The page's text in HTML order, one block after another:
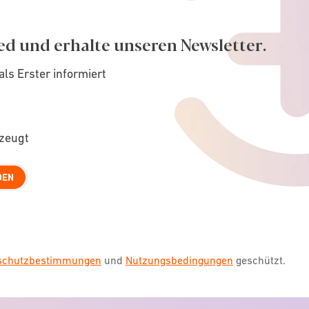
und erhalte unseren Newsletter.
Erster informiert
und Nutzungsbedingungen geschützt.